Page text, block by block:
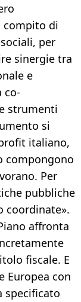
compito di
per
sinergie tra
e
co-
strumenti
si
italiano,
compongono
Per
pubbliche
coordinate».
affronta
fiscale. E
Europea con
specificato